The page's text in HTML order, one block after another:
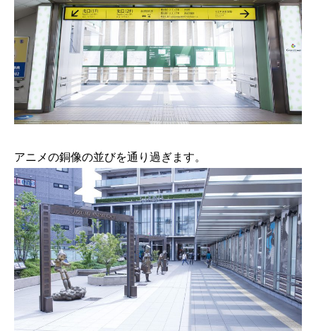
アニメの銅像の並びを通り過ぎます。